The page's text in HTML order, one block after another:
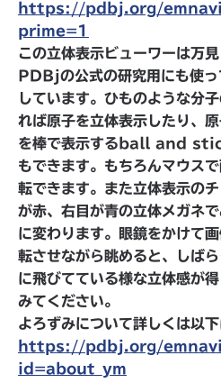
https://pdbj.org/
prime=1
この立体表示ビューワーは万
PDBjの公式の研究用にも使っ
しています。ひものような分
れば原子を立体表示したり、
を棒で表示するball and
もできます。もちろんマウス
転できます。また立体表示の
が赤、右目が青の立体メガネ
に変わります。眼鏡をかけて
転させながら眺めると、しば
に飛びてている様な立体感が
みてください。
よろずみについて詳しくは以下
https://pdbj.org/
id=about_ym